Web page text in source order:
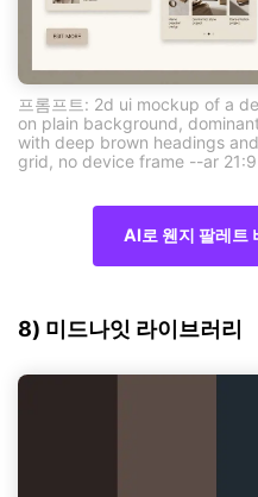
프롬프트: 2d ui mockup of a
on plain background,
with deep brown headings
grid, no device frame --ar 21:9
AI로 웬지 팔레트
8) 미드나잇 라이브러리